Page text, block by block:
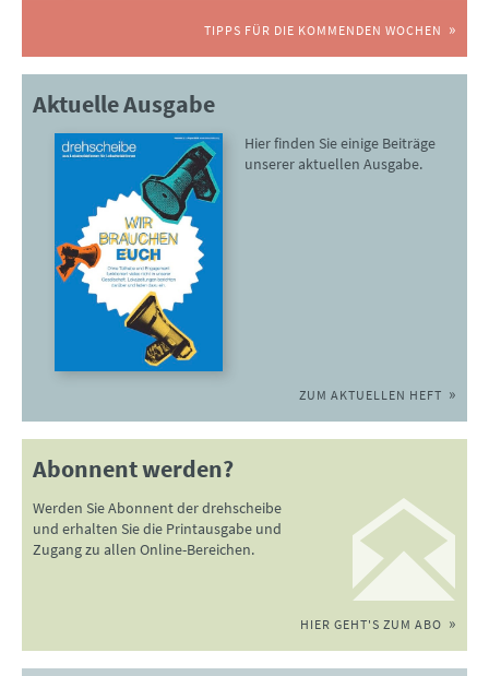
TIPPS FÜR DIE KOMMENDEN WOCHEN
Aktuelle Ausgabe
Hier finden Sie einige Beiträge
unserer aktuellen Ausgabe.
ZUM AKTUELLEN HEFT
Abonnent werden?
Werden Sie Abonnent der drehscheibe
und erhalten Sie die Printausgabe und
Zugang zu allen Online-Bereichen.
HIER GEHT'S ZUM ABO